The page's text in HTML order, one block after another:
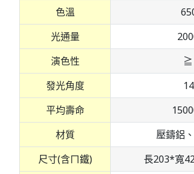
色溫
光通量
演色性
≧
發光角度
平均壽命
材質
壓鑄鋁
尺寸(含ㄇ鐵)
長203*寬